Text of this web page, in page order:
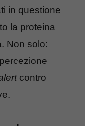
in questione
la proteina
Non solo:
contro